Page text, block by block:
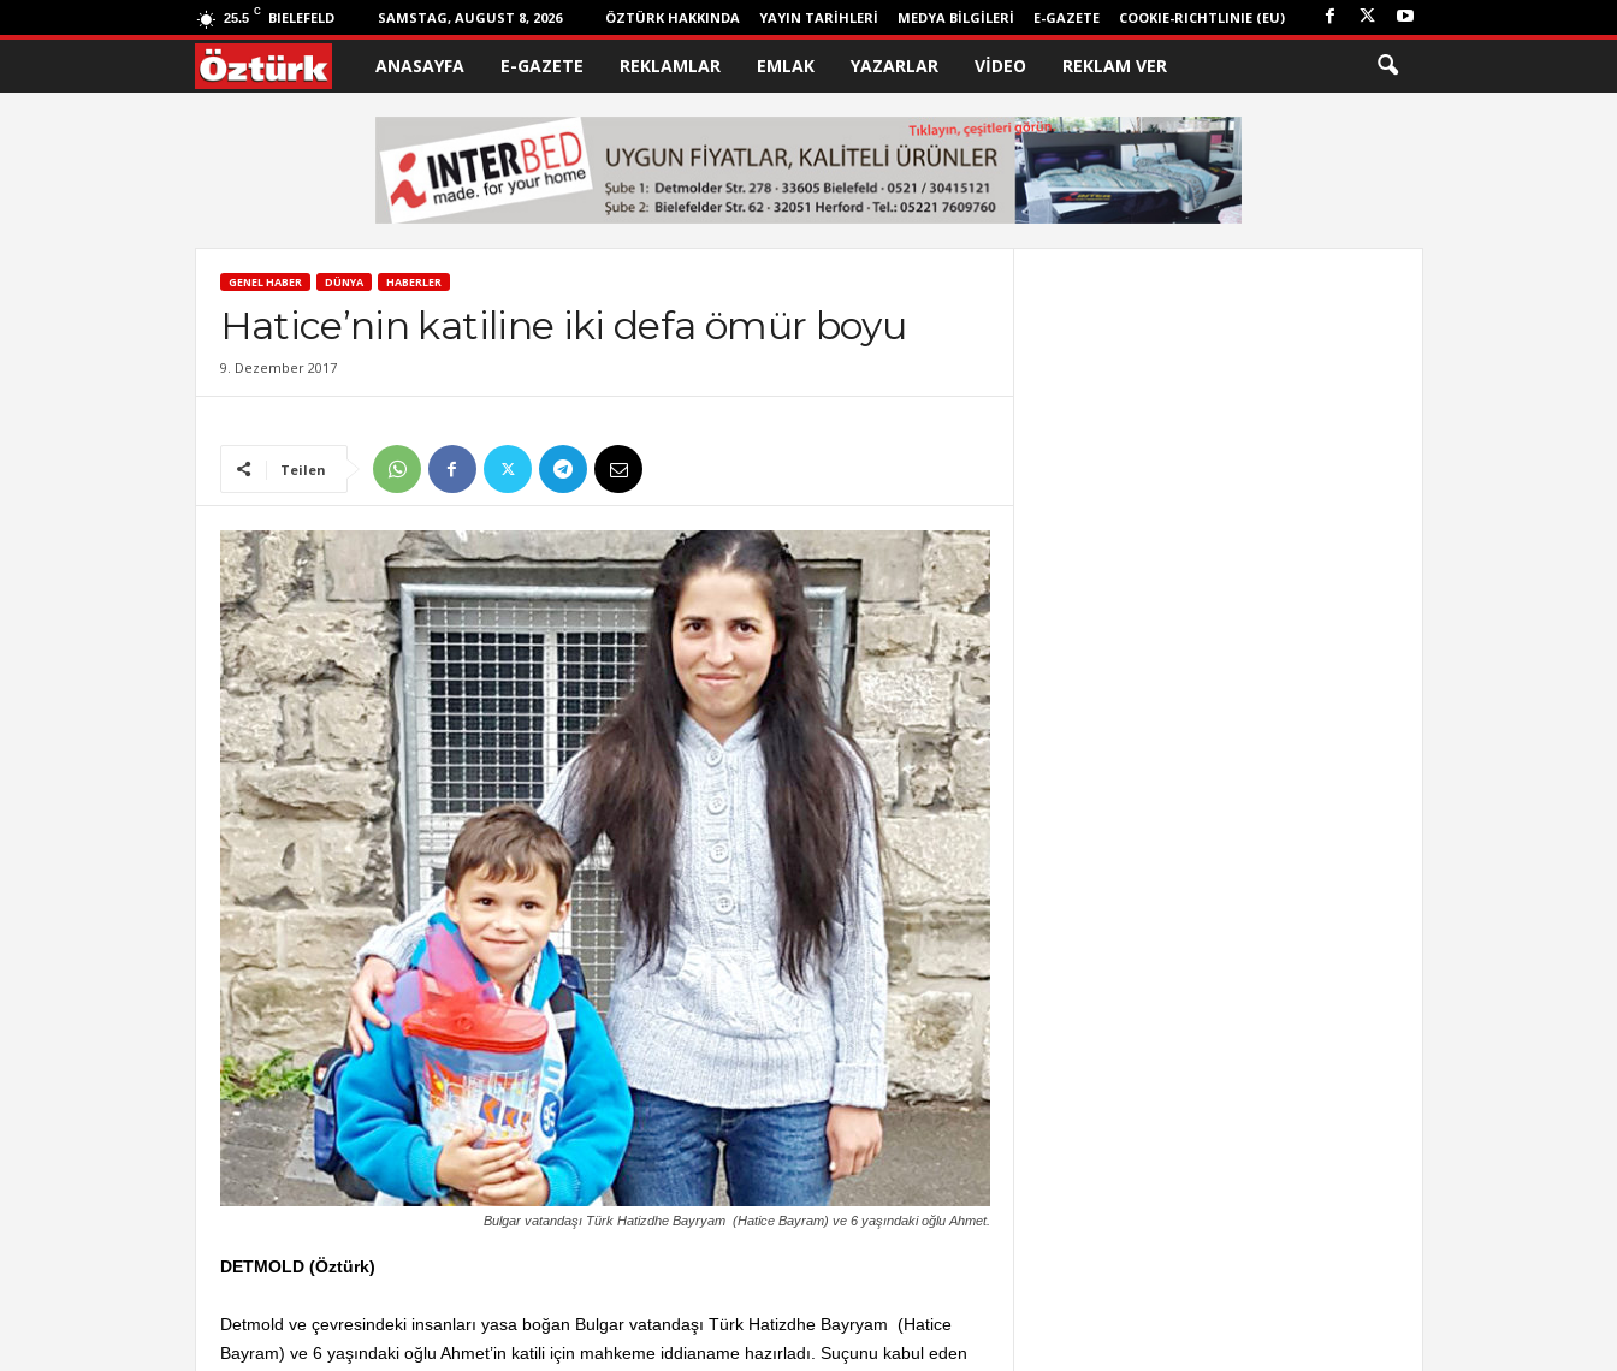
25.5 C BIELEFELD SAMSTAG, AUGUST 8, 2026 ÖZTÜRK HAKKINDA YAYIN TARİHLERİ MEDYA BİLGİLERİ E-GAZETE COOKIE-RICHTLINIE (EU)
r
k
ANASAYFA E-GAZETE REKLAMLAR EMLAK YAZARLAR VİDEO REKLAM VER
GENEL HABER DÜNYA HABERLER
Hatice’nin katiline iki defa ömür boyu
9. Dezember 2017
Teilen
Bulgar vatandaşı Türk Hatizdhe Bayryam (Hatice Bayram) ve 6 yaşındaki oğlu Ahmet.
DETMOLD (Öztürk)
Detmold ve çevresindeki insanları yasa boğan Bulgar vatandaşı Türk Hatizdhe Bayryam (Hatice
Bayram) ve 6 yaşındaki oğlu Ahmet’in katili için mahkeme iddianame hazırladı. Suçunu kabul eden